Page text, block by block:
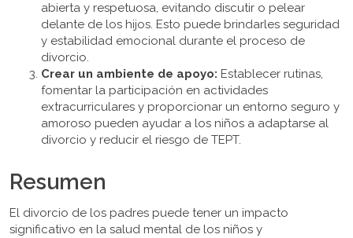
abierta y respetuosa, evitando discutir o pelear
delante de los hijos. Esto puede brindarles seguridad
y estabilidad emocional durante el proceso de
divorcio.
Crear un ambiente de apoyo: Establecer rutinas,
fomentar la participación en actividades
extracurriculares y proporcionar un entorno seguro y
amoroso pueden ayudar a los niños a adaptarse al
divorcio y reducir el riesgo de TEPT.
Resumen
El divorcio de los padres puede tener un impacto
significativo en la salud mental de los niños y